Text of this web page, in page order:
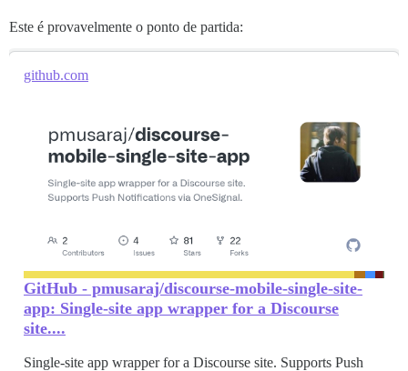
Este é provavelmente o ponto de partida:
github.com
GitHub - pmusaraj/discourse-mobile-single-site-
app: Single-site app wrapper for a Discourse
site....
Single-site app wrapper for a Discourse site. Supports Push